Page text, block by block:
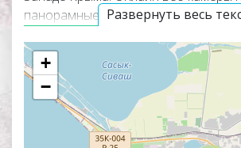
Развернуть весь
панорамные виды курорта,
прямо сейчас. Веб камеры
эфире, а некоторые из них
изображение со звуком.
камеры располагаются в верхней
трансляций. Карта онлайн веб
+
−